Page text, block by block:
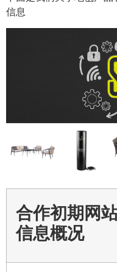
信息
合作初期网
信息概况